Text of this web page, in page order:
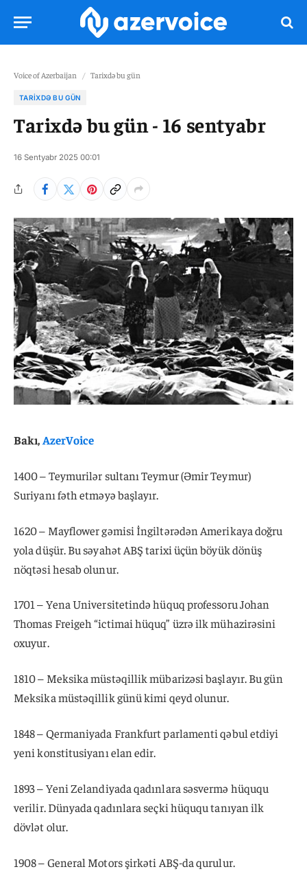
Voice of Azerbaijan / Tarixdə bu gün
TARIXDƏ BU GÜN
Tarixdə bu gün - 16 sentyabr
16 Sentyabr 2025 00:01
Bakı,AzerVoice
1400 – Teymurilər sultanı Teymur (Əmir Teymur)
Suriyanı fəth etməyə başlayır.
1620 – Mayflower gəmisi İngiltərədən Amerikaya doğru
yola düşür. Bu səyahət ABŞ tarixi üçün böyük dönüş
nöqtəsi hesab olunur.
1701 – Yena Universitetində hüquq professoru Johan
Thomas Freigeh “ictimai hüquq” üzrə ilk mühazirəsini
oxuyur.
1810 – Meksika müstəqillik mübarizəsi başlayır. Bu gün
Meksika müstəqillik günü kimi qeyd olunur.
1848 – Qermaniyada Frankfurt parlamenti qəbul etdiyi
yeni konstitusiyanı elan edir.
1893 – Yeni Zelandiyada qadınlara səsvermə hüququ
verilir. Dünyada qadınlara seçki hüququ tanıyan ilk
dövlət olur.
1908 – General Motors şirkəti ABŞ-da qurulur.